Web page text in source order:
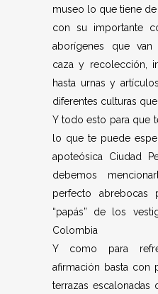
museo lo que tiene
con su importante
aborígenes que
caza y recolección,
hasta urnas y
diferentes culturas
Y todo esto para que
lo que te puede
apoteósica Ciudad
debemos
perfecto abrebocas
“papás” de los
Colombia
Y como para
afirmación basta con
terrazas escalonadas